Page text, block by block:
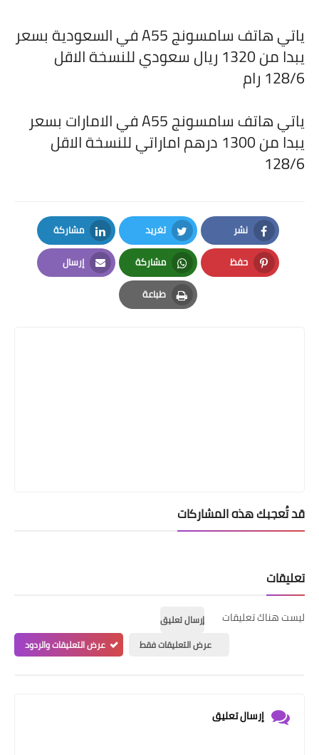
ياتي هاتف سامسونجA55في السعودية بسعر
يبدا من 1320 ريال سعودي للنسخة الاقل
128/6 رام
ياتي هاتف سامسونجA55في الامارات بسعر
يبدا من 1300 درهم اماراتي للنسخة الاقل
128/6
نشر
Facebook
تغريد
Twitter
مشاركة
LinkedIn
حفظ
Pinterest
مشاركة
Whatsapp
إرسال
Email
طباعة
Print
قد تُعجبك هذه المشاركات
تعليقات
ليست هناك تعليقات
إرسال تعليق
عرض التعليقات فقط
عرض التعليقات والردود
إرسال تعليق